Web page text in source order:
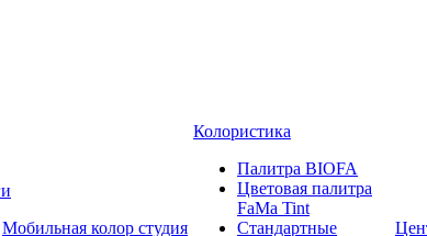
Мобильная колор студия
Колористика
Палитра BIOFA
Цветовая палитра
FaMa Tint
Стандартные